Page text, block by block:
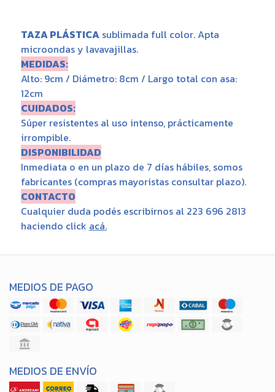
TAZA PLÁSTICAsublimada full color. Apta
microondas y lavavajillas.
MEDIDAS:
Alto: 9cm / Diámetro: 8cm / Largo total con asa:
12cm
CUIDADOS:
Súper resistentes al uso intenso, prácticamente
irrompible.
DISPONIBILIDAD
Inmediata o en un plazo de 7 días hábiles, somos
fabricantes (compras mayoristas consultar plazo).
CONTACTO
Cualquier duda podés escribirnos al 223 696 2813
haciendo click acá.
MEDIOS DE PAGO
MEDIOS DE ENVÍO